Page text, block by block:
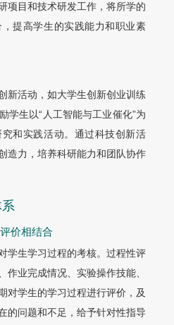
项目和技术研发工作，将所学的
提高学生的实践能力和职业素
新活动，如大学生创新创业训练
学生以“人工智能与工业催化”为
和实践活动。通过科技创新活
造力，培养科研能力和团队协作
价相结合
学生学习过程的考核。过程性评
作业完成情况、实验操作技能、
对学生的学习过程进行评价，及
的问题和不足，给予针对性指导